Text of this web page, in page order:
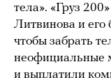
тела». «Груз
Литвинова и его
чтобы забрать
неофициальные
и выплатили